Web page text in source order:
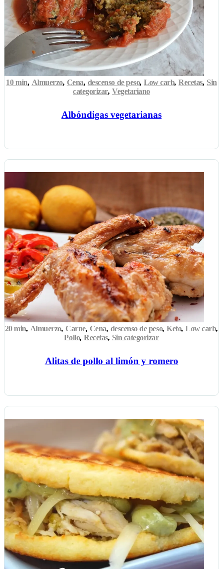
Albóndigas vegetarianas
10 min, Almuerzo, Cena, descenso de peso,Low carb,Recetas, Sin
categorizar, Vegetariano
Alitas de pollo al limón y romero
20 min, Almuerzo, Carne, Cena, descenso de peso,Keto,Low carb,
Pollo,Recetas, Sin categorizar